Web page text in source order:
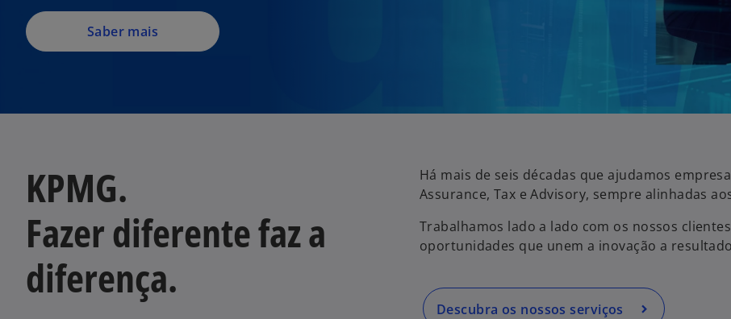
Saber mais
KPMG.
Fazer diferente faz a
diferença.
Há mais de seis décadas que ajudamos
Assurance, Tax e Advisory, sempre alinhadas
Trabalhamos lado a lado com os nossos
oportunidades que unem a inovação a
Descubra os nossos serviços